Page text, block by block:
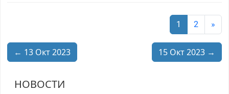
1 2 »
← 13 Окт 2023 15 Окт 2023 →
НОВОСТИ